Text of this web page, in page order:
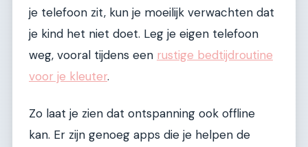
je telefoon zit, kun je moeilijk verwachten dat
je kind het niet doet. Leg je eigen telefoon
weg, vooral tijdens een rustige bedtijdroutine
voor je kleuter.
Zo laat je zien dat ontspanning ook offline
kan. Er zijn genoeg apps die je helpen de